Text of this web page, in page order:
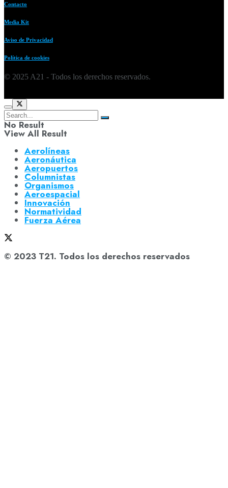
Contacto
Media Kit
Aviso de Privacidad
Política de cookies
© 2025 A21 - Todos los derechos reservados.
No Result
View All Result
Aerolíneas
Aeronáutica
Aeropuertos
Columnistas
Organismos
Aeroespacial
Innovación
Normatividad
Fuerza Aérea
© 2023 T21. Todos los derechos reservados